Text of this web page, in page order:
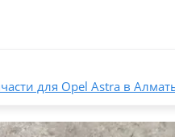
для Opel Astra в